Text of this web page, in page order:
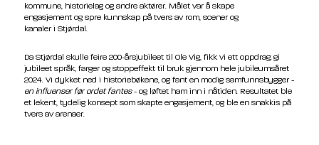
kommune, historielag og andre aktører. Målet var å skape
engasjement og spre kunnskap på tvers av rom, scener og
kanaler i Stjørdal.
Da Stjørdal skulle feire 200-årsjubileet til Ole Vig, fikk vi ett oppdrag: gi
jubileet språk, farger og stoppeffekt til bruk gjennom hele jubileumsåret
2024. Vi dykket ned i historiebøkene, og fant en modig samfunnsbygger -
en influ­enser før ordet fantes- og løftet ham inn i nåtiden. Resultatet ble
et lekent, tydelig konsept som skapte engasjement, og ble en snakkis på
tvers av arenaer.